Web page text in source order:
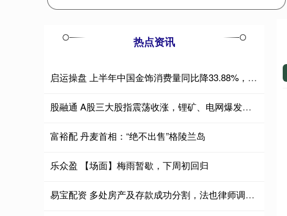
热点资讯
启运操盘 上半年中国金饰消费量同比降33.88%，金条及金币消费量同比增28.42%
股融通 A股三大股指震荡收涨，锂矿、电网爆发，科创50跌近4%，半导体产业链齐跌，恒指涨超1%，科网股普涨
富裕配 丹麦首相：“绝不出售”格陵兰岛
乐众盈 【场面】梅雨暂歇，下周初回归
易宝配资 多处房产及存款成功分割，法也律师调解助顺利离婚